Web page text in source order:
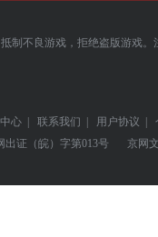
抵制不良游戏，拒绝盗版游戏
心 | 联系我们 | 用户协议 |
出证（皖）字第013号
京网文